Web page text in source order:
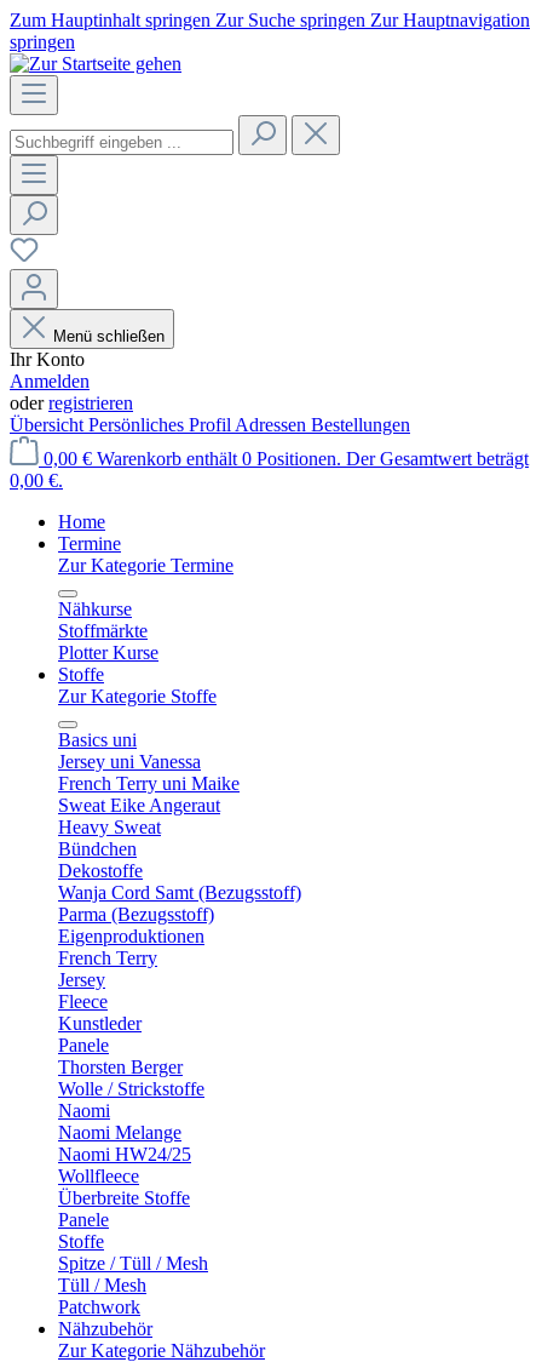
Zum Hauptinhalt springen Zur Suche springen Zur Hauptnavigation
springen
Menü schließen
Ihr Konto
Anmelden
oderregistrieren
Übersicht Persönliches Profil Adressen Bestellungen
0,00 € Warenkorb enthält 0 Positionen. Der Gesamtwert beträgt
0,00 €.
Home
Termine
Zur Kategorie Termine
Nähkurse
Stoffmärkte
Plotter Kurse
Stoffe
Zur Kategorie Stoffe
Basics uni
Jersey uni Vanessa
French Terry uni Maike
Sweat Eike Angeraut
Heavy Sweat
Bündchen
Dekostoffe
Wanja Cord Samt (Bezugsstoff)
Parma (Bezugsstoff)
Eigenproduktionen
French Terry
Jersey
Fleece
Kunstleder
Panele
Thorsten Berger
Wolle / Strickstoffe
Naomi
Naomi Melange
Naomi HW24/25
Wollfleece
Überbreite Stoffe
Panele
Stoffe
Spitze / Tüll / Mesh
Tüll / Mesh
Patchwork
Nähzubehör
Zur Kategorie Nähzubehör